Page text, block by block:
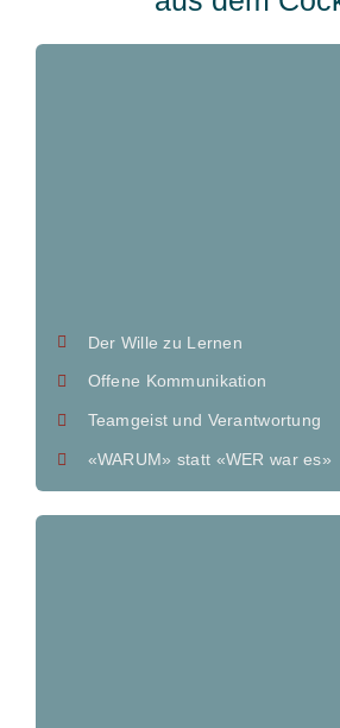
Der Wille zu Lernen
Offene Kommunikation
Teamgeist und Verantwortung
«WARUM» statt «WER war es»